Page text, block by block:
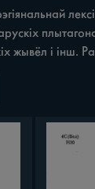
i інш.